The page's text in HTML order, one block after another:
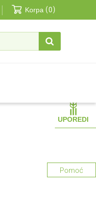
Korpa 0
UPOREDI
Pomoć